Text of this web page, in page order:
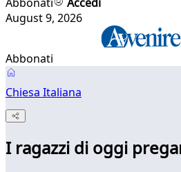
August 9, 2026
Abbonati
Chiesa Italiana
I ragazzi di oggi